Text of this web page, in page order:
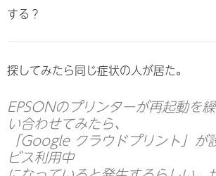
する？
探してみたら同じ症状の人が居た。
EPSONのプリンターが再起動を
い合わせてみたら、
「Google クラウドプリント」が
ビス利用中